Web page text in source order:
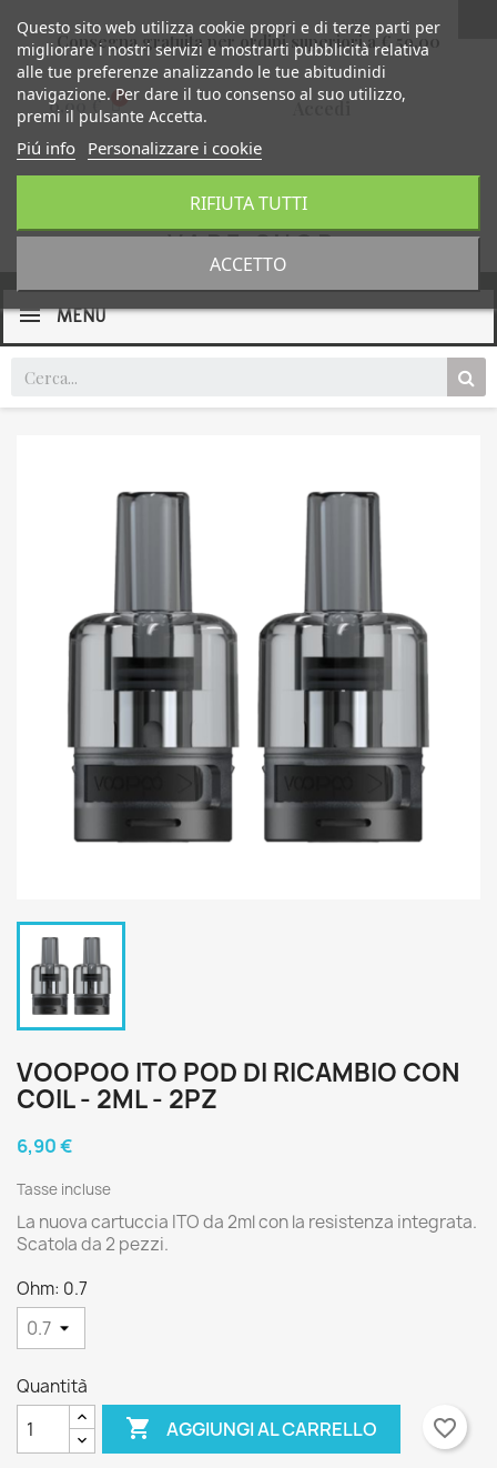
Consegna gratuita per ordini superiori a € 59,00
0,00 €
MENU
VOOPOO ITO POD DI RICAMBIO CON
COIL - 2ML - 2PZ
6,90 €
Tasse incluse
La nuova cartuccia ITO da 2ml con la resistenza integrata.
Scatola da 2 pezzi.
Ohm: 0.7
Quantità
 AGGIUNGI AL CARRELLO favorite_border
Questo sito web utilizza cookie propri e di terze parti per
migliorare i nostri servizi e mostrarti pubblicità relativa
alle tue preferenze analizzando le tue abitudinidi
navigazione. Per dare il tuo consenso al suo utilizzo,
premi il pulsante Accetta.
Piú info Personalizzare i cookie
RIFIUTA TUTTI
ACCETTO